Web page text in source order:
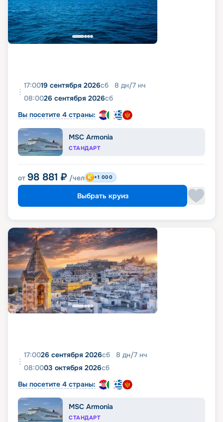
17:0019 сентября 2026сб 8 дн/7 нч
08:0026 сентября 2026сб
Вы посетите 4 страны:
MSC Armonia
СТАНДАРТ
от 98 881 ₽ /чел +1 000
Выбрать круиз
17:0026 сентября 2026сб 8 дн/7 нч
08:0003 октября 2026сб
Вы посетите 4 страны:
MSC Armonia
СТАНДАРТ